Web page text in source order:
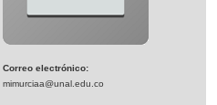
Correo electrónico:
mimurciaa@unal.edu.co